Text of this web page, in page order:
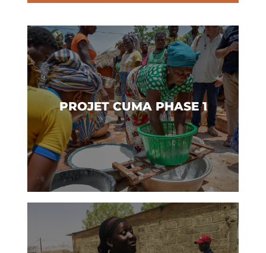
PROJET CUMA PHASE 1
Pays d’action :
Sénégal & Bénin
En savoir plus